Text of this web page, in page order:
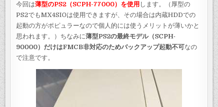
今回は薄型のPS2（SCPH-77000）を使用 します。（厚型の
PS2でもMX4SIOは使用できますが、その場合は内蔵HDDでの
起動の方がポピュラーなので個人的には使うメリットが薄いかと
思われます。）ちなみに薄型PS2の最終モデル（SCPH-
90000）だけはFMCB非対応のためバックアップ起動不可なの
で注意です。